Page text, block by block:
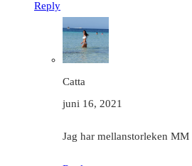
Reply
Catta
juni 16, 2021
Jag har mellanstorleken MM